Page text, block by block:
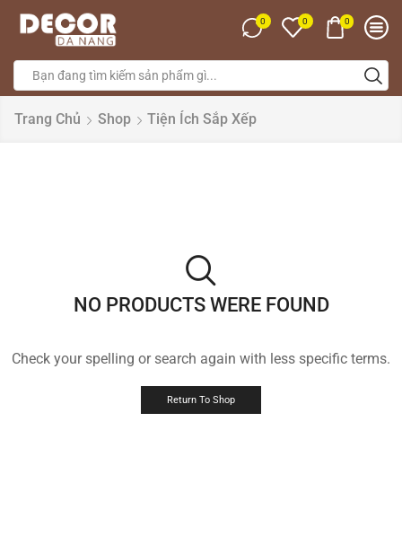
0 0 0
Trang Chủ Shop Tiện Ích Sắp Xếp
NO PRODUCTS WERE FOUND
Check your spelling or search again with less specific terms.
Return To Shop